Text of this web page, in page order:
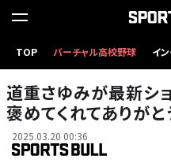
TOP バーチャル高校野球 イ
道重さゆみが最新シ
褒めてくれてありがと
2025.03.20 00:36